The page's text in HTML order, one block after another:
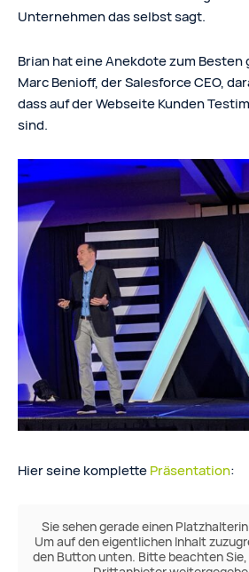
Unternehmen das selbst sagt.
Brian hat eine Anekdote zum Besten
Marc Benioff, der Salesforce CEO,
dass auf der Webseite Kunden
sind.
Hier seine komplettePräsentation:
Sie sehen gerade einen
Um auf den eigentlichen Inhalt
den Button unten. Bitte beachten